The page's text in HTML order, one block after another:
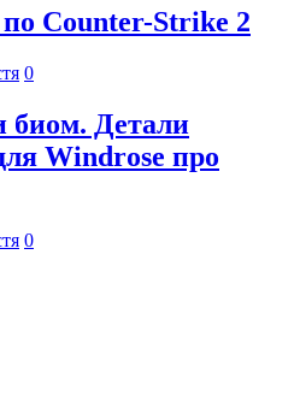
Counter-Strike 2
0
Детали
Windrose про
0